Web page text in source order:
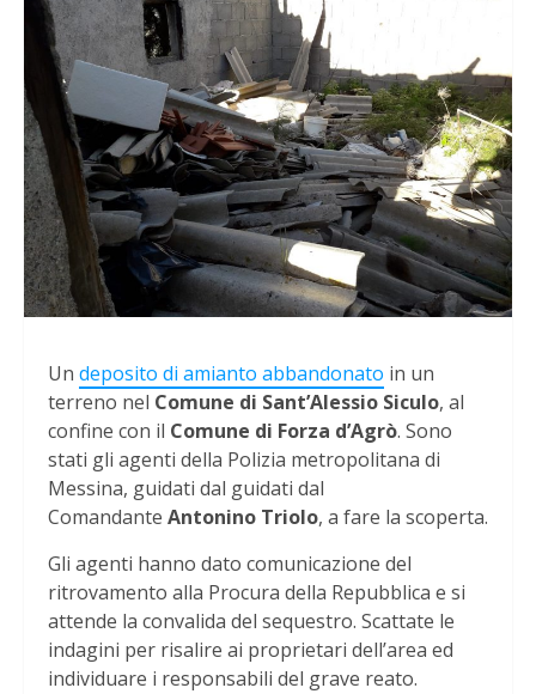
Un deposito di amianto abbandonato in un
terreno nel Comune di Sant’Alessio Siculo, al
confine con il Comune di Forza d’Agrò. Sono
stati gli agenti della Polizia metropolitana di
Messina, guidati dal guidati dal
Comandante Antonino Triolo, a fare la scoperta.
Gli agenti hanno dato comunicazione del
ritrovamento alla Procura della Repubblica e si
attende la convalida del sequestro. Scattate le
indagini per risalire ai proprietari dell’area ed
individuare i responsabili del grave reato.